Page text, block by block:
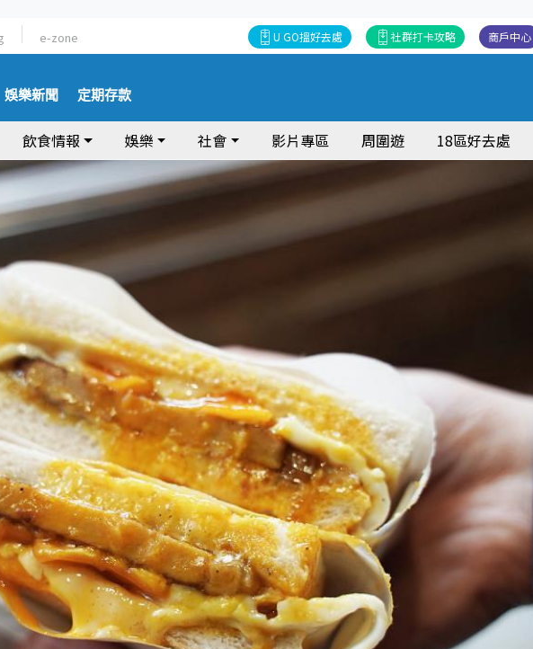
e-zone 商戶中心
社群打卡攻略
U GO搵好去處
娛樂新聞 定期存款
飲食情報 娛樂 社會 影片專區 周圍遊 18區好去處